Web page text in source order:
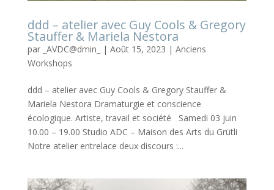
ddd – atelier avec Guy Cools & Gregory
Stauffer & Mariela Nestora
par _AVDC@dmin_ | Août 15, 2023 | Anciens
Workshops
ddd – atelier avec Guy Cools & Gregory Stauffer &
Mariela Nestora Dramaturgie et conscience
écologique. Artiste, travail et société Samedi 03 juin
10.00 – 19.00 Studio ADC – Maison des Arts du Grütli
Notre atelier entrelace deux discours :...